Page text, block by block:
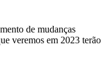
de mudanças
veremos em 2023 terão